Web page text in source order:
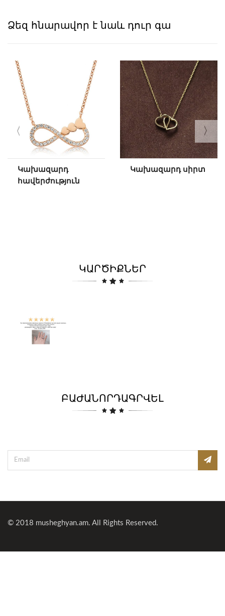
Ձեզ հնարավոր է նաև դուր գա
Կախազարդ
հավերժություն
Կախազարդ սիրտ
ԿԱՐԾԻՔՆԵՐ
ԲԱԺԱՆՈՐԴԱԳՐՎԵԼ
© 2018 musheghyan.am. All Rights Reserved.